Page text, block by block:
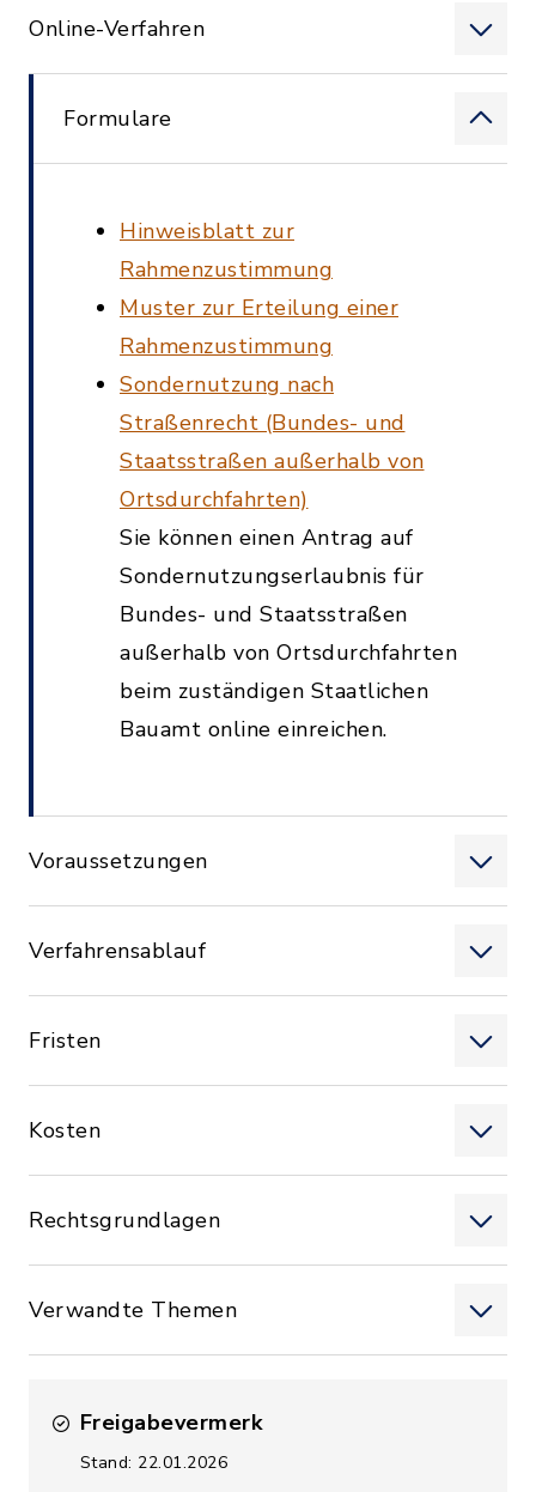
Online-Verfahren
Formulare
Hinweisblatt zur
Rahmenzustimmung
Muster zur Erteilung einer
Rahmenzustimmung
Sondernutzung nach
Straßenrecht (Bundes- und
Staatsstraßen außerhalb von
Ortsdurchfahrten)
Sie können einen Antrag auf
Sondernutzungserlaubnis für
Bundes- und Staatsstraßen
außerhalb von Ortsdurchfahrten
beim zuständigen Staatlichen
Bauamt online einreichen.
Voraussetzungen
Verfahrensablauf
Fristen
Kosten
Rechtsgrundlagen
Verwandte Themen
Freigabevermerk
Stand: 22.01.2026